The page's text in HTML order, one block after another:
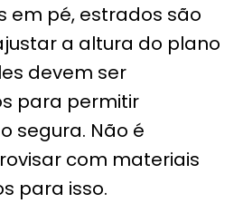
em pé, estrados são
a altura do plano
devem ser
para permitir
segura. Não é
com materiais
para isso.